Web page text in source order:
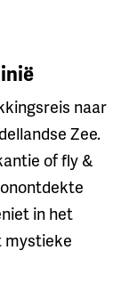
naar
Zee.
of fly &
in het
mystieke